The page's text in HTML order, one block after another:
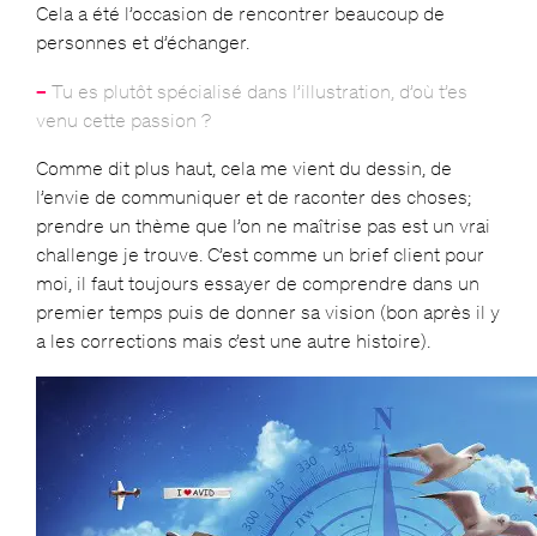
Cela a été l’occasion de rencontrer beaucoup de
personnes et d’échanger.
– Tu es plutôt spécialisé dans l’illustration, d’où t’es
venu cette passion ?
Comme dit plus haut, cela me vient du dessin, de
l’envie de communiquer et de raconter des choses;
prendre un thème que l’on ne maîtrise pas est un vrai
challenge je trouve. C’est comme un brief client pour
moi, il faut toujours essayer de comprendre dans un
premier temps puis de donner sa vision (bon après il y
a les corrections mais c’est une autre histoire).